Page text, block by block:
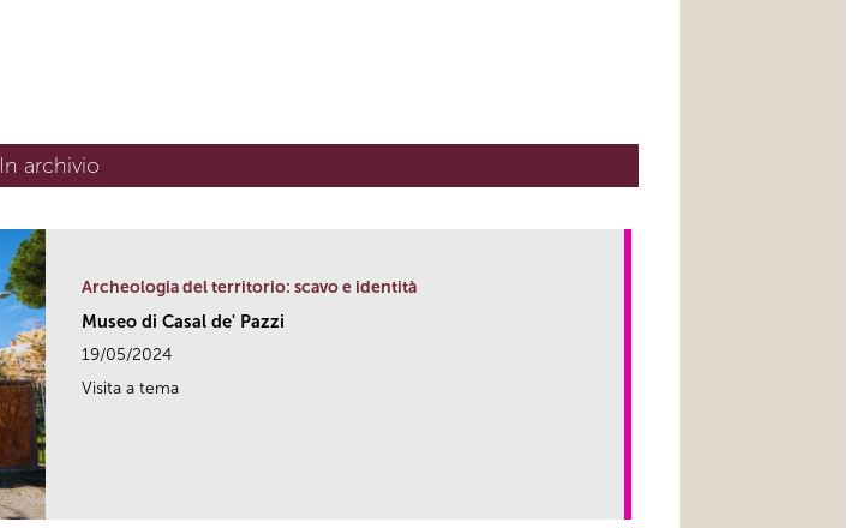
In archivio
Archeologia del territorio: scavo e identità
Museo di Casal de' Pazzi
19/05/2024
Visita a tema